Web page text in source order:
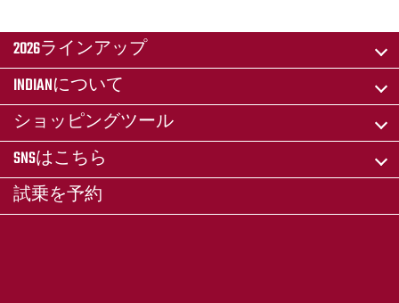
2026ラインアップ
INDIANについて
ショッピングツール
SNSはこちら
試乗を予約